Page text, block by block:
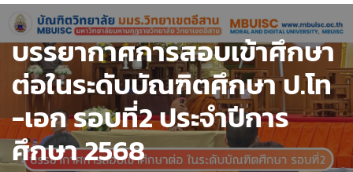
บรรยากาศการสอบเข้าศึกษา
ต่อในระดับบัณฑิตศึกษา ป.โท
-เอก รอบที่2 ประจำปีการ
ศึกษา 2568